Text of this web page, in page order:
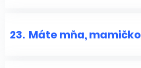
23. Máte mňa, mamičko